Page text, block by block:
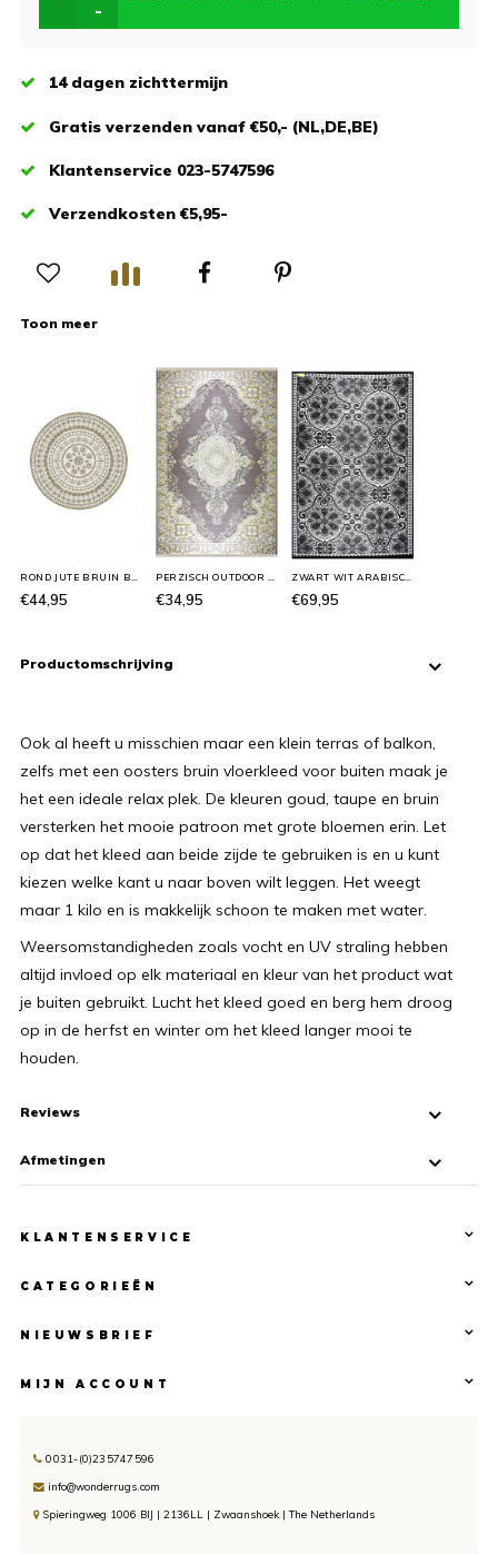
-
14 dagen zichttermijn
Gratis verzenden vanaf €50,- (NL,DE,BE)
Klantenservice 023-5747596
Verzendkosten €5,95-
Toon meer
ROND JUTE BRUIN BUITENKLEED
€44,95
PERZISCH OUTDOOR VLOERKLEED
€34,95
ZWART WIT ARABISCH BUITENKLEED
€69,95
Productomschrijving
Ook al heeft u misschien maar een klein terras of balkon,
zelfs met een oosters bruin vloerkleed voor buiten maak je
het een ideale relax plek. De kleuren goud, taupe en bruin
versterken het mooie patroon met grote bloemen erin. Let
op dat het kleed aan beide zijde te gebruiken is en u kunt
kiezen welke kant u naar boven wilt leggen. Het weegt
maar 1 kilo en is makkelijk schoon te maken met water.
Weersomstandigheden zoals vocht en UV straling hebben
altijd invloed op elk materiaal en kleur van het product wat
je buiten gebruikt. Lucht het kleed goed en berg hem droog
op in de herfst en winter om het kleed langer mooi te
houden.
Reviews
Afmetingen
KLANTENSERVICE
CATEGORIEËN
NIEUWSBRIEF
MIJN ACCOUNT
0031-(0)235747596
info@wonderrugs.com
Spieringweg 1006 BIJ | 2136LL | Zwaanshoek | The Netherlands